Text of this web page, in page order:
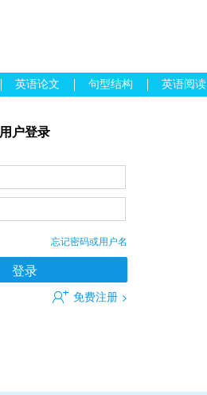
英语论文 句型结构 英语阅读
用户登录
忘记密码或用户名
免费注册